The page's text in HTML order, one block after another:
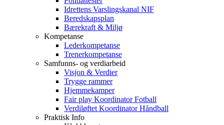
Idrettens Varslingskanal NIF
Beredskapsplan
Bærekraft & Miljø
Kompetanse
Lederkompetanse
Trenerkompetanse
Samfunns- og verdiarbeid
Visjon & Verdier
Trygge rammer
Hjemmekamper
Fair play Koordinator Fotball
Verdiløftet Koordinator Håndball
Praktisk Info